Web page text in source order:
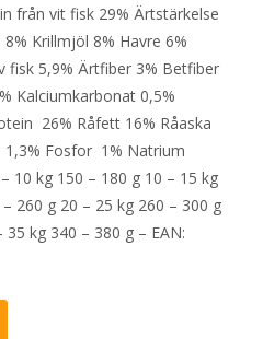
från vit fisk 29% Ärtstärkelse
Krillmjöl 8% Havre 6%
fisk 5,9% Ärtfiber 3% Betfiber
Kalciumkarbonat 0,5%
26% Råfett 16% Råaska
1,3% Fosfor 1% Natrium
10 kg 150 – 180 g 10 – 15 kg
260 g 20 – 25 kg 260 – 300 g
kg 340 – 380 g – EAN: